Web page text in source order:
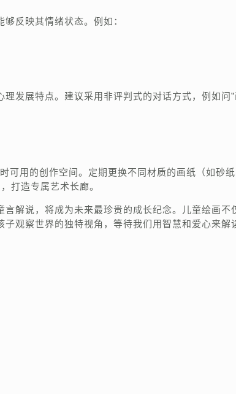
反映其情绪状态。例如：
发展特点。建议采用非评判式的对话方式，例如问”
可用的创作空间。定期更换不同材质的画纸（如砂
打造专属艺术长廊。
解说，将成为未来最珍贵的成长纪念。儿童绘画不
观察世界的独特视角，等待我们用智慧和爱心来解